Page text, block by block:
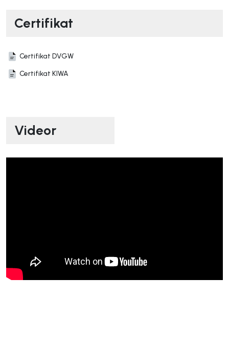
Certifikat
Certifikat DVGW
Certifikat KIWA
Videor